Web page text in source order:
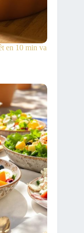
en 10 min va